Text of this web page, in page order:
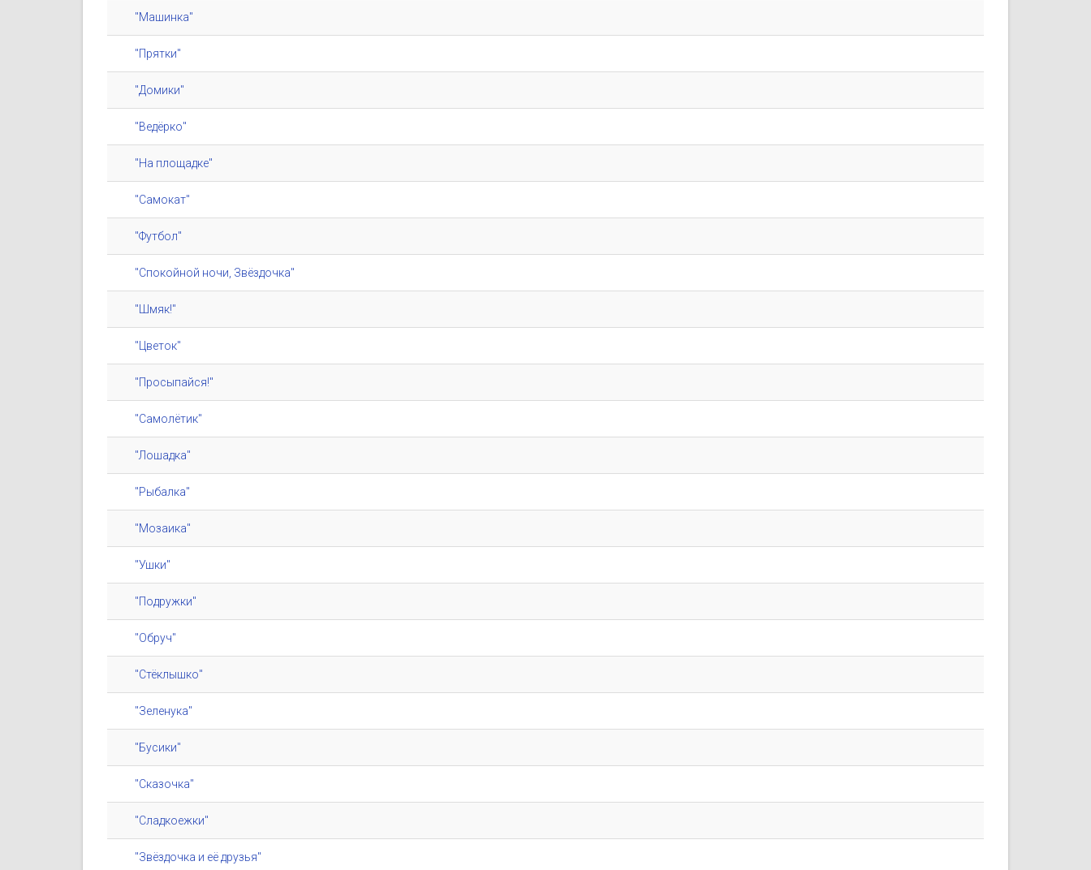
"Машинка"
"Прятки"
"Домики"
"Ведёрко"
"На площадке"
"Самокат"
"Футбол"
"Спокойной ночи, Звёздочка"
"Шмяк!"
"Цветок"
"Просыпайся!"
"Самолётик"
"Лошадка"
"Рыбалка"
"Мозаика"
"Ушки"
"Подружки"
"Обруч"
"Стёклышко"
"Зеленука"
"Бусики"
"Сказочка"
"Сладкоежки"
"Звёздочка и её друзья"